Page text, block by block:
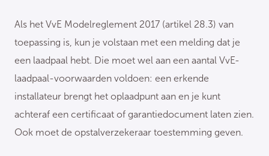
Als het VvE Modelreglement 2017 (artikel 28.3) van
toepassing is, kun je volstaan met een melding dat je
een laadpaal hebt. Die moet wel aan een aantal VvE-
laadpaal-voorwaarden voldoen: een erkende
installateur brengt het oplaadpunt aan en je kunt
achteraf een certificaat of garantiedocument laten zien.
Ook moet de opstalverzekeraar toestemming geven.